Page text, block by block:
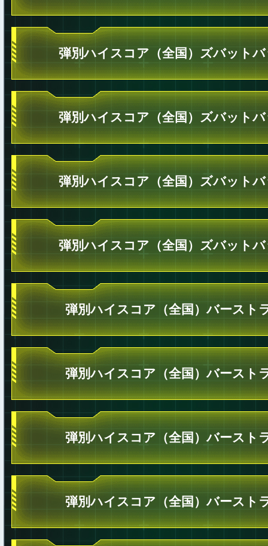
弾別ハイスコア（全国）ズバット
弾別ハイスコア（全国）ズバット
弾別ハイスコア（全国）ズバット
弾別ハイスコア（全国）ズバット
弾別ハイスコア（全国）バースト
弾別ハイスコア（全国）バースト
弾別ハイスコア（全国）バースト
弾別ハイスコア（全国）バースト